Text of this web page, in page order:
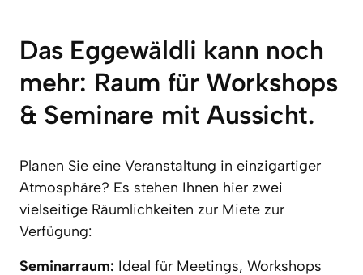
Das Eggewäldli kann noch
mehr: Raum für Workshops
& Seminare mit Aussicht.
Planen Sie eine Veranstaltung in einzigartiger
Atmosphäre? Es stehen Ihnen hier zwei
vielseitige Räumlichkeiten zur Miete zur
Verfügung:
Seminarraum: Ideal für Meetings, Workshops